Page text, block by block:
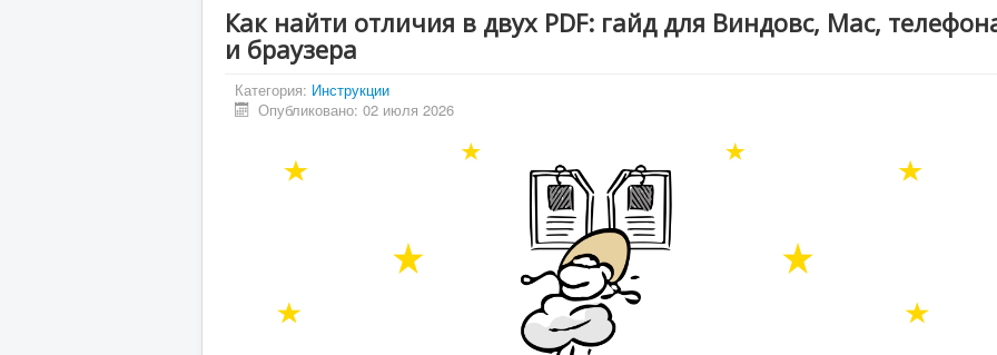
Как найти отличия в двух PDF: гайд для Виндовс, Mac,
и браузера
Категория: Инструкции
Опубликовано: 02 июля 2026